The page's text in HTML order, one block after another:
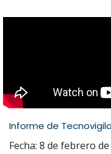
Informe de
Fecha: 8 de febrero